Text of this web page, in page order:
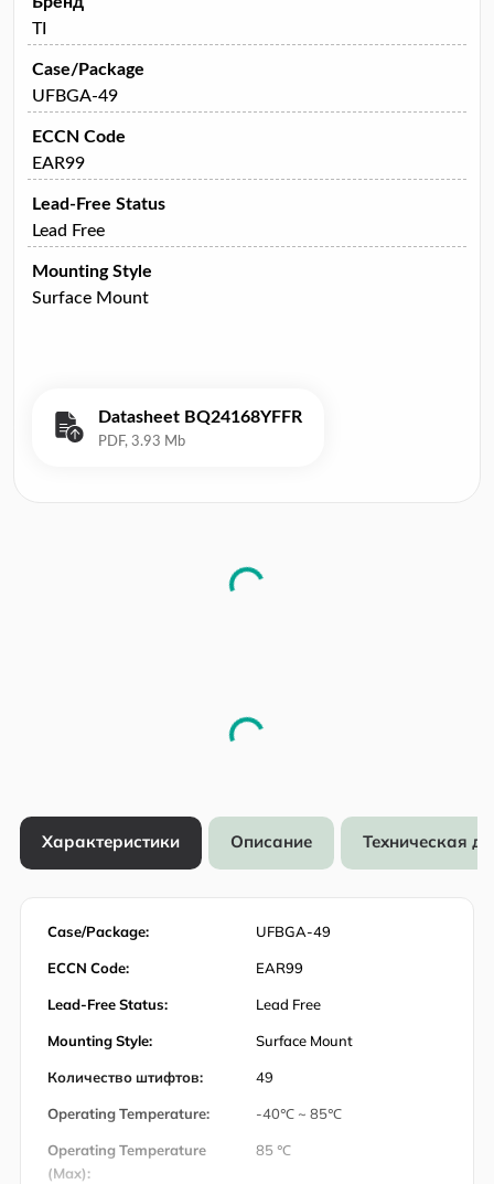
TI
Case/Package
UFBGA-49
ECCN Code
EAR99
Lead-Free Status
Lead Free
Mounting Style
Surface Mount
Datasheet BQ24168YFFR
Характеристики Описание Техническая
Case/Package: UFBGA-49
ECCN Code: EAR99
Lead-Free Status: Lead Free
Mounting Style: Surface Mount
Количество штифтов: 49
Operating Temperature: -40℃ ~ 85℃
Operating Temperature
(Max):
85 ℃